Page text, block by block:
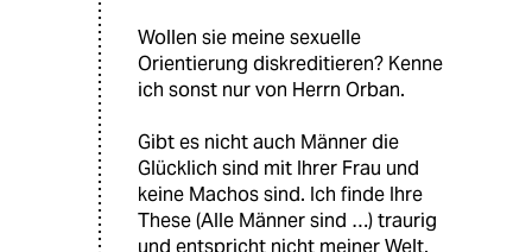
Wollen sie meine sexuelle
Orientierung diskreditieren? Kenne
ich sonst nur von Herrn Orban.
Gibt es nicht auch Männer die
Glücklich sind mit Ihrer Frau und
keine Machos sind. Ich finde Ihre
These (Alle Männer sind …) traurig
und entspricht nicht meiner Welt.